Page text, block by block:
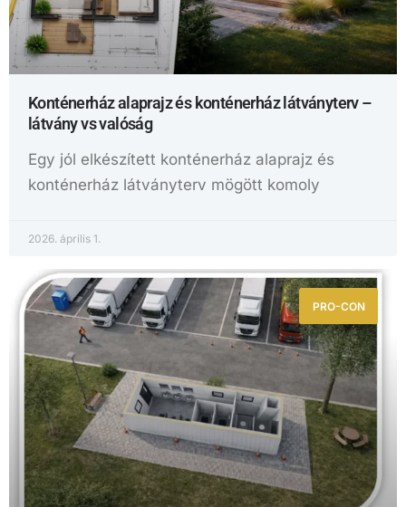
Konténerház alaprajz és konténerház látványterv –
látvány vs valóság
Egy jól elkészített konténerház alaprajz és
konténerház látványterv mögött komoly
2026. április 1.
PRO-CON